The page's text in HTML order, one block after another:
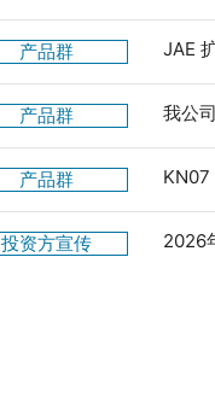
产品群 JAE
产品群 我公
产品群 KN07
投资方宣传 2026